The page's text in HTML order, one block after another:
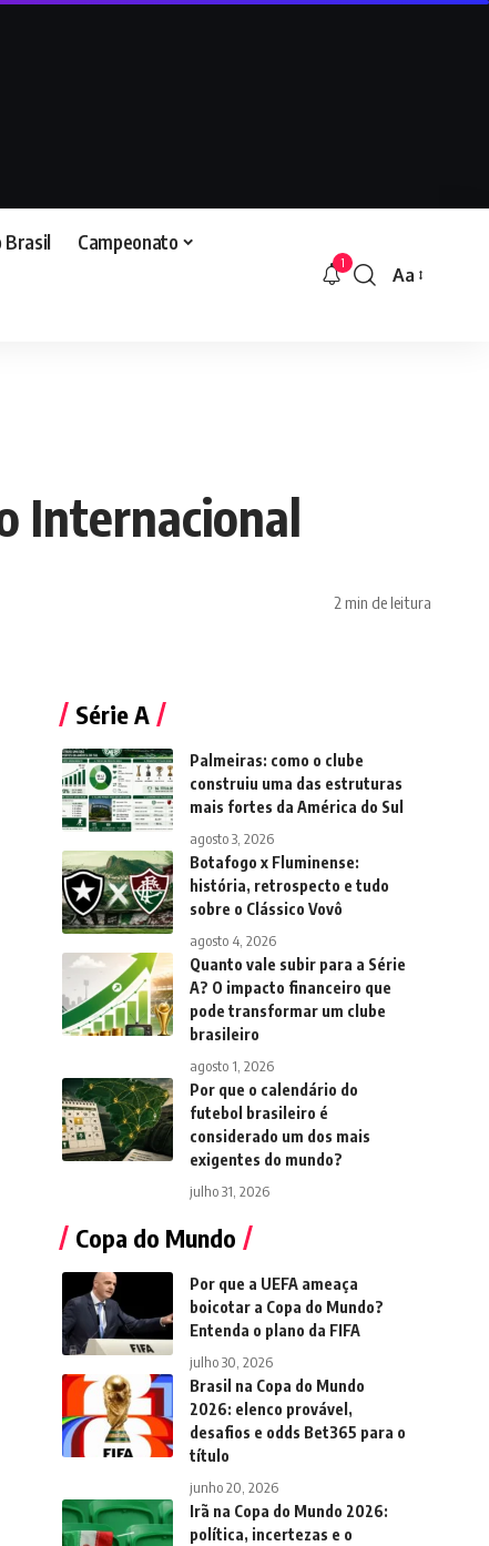
Brasil Campeonato
1
Aa
Internacional
2 min de leitura
Série A
Palmeiras: como o clube
construiu uma das estruturas
mais fortes da América do Sul
agosto 3, 2026
Botafogo x Fluminense:
história, retrospecto e tudo
sobre o Clássico Vovô
agosto 4, 2026
Quanto vale subir para a Série
A? O impacto financeiro que
pode transformar um clube
brasileiro
agosto 1, 2026
Por que o calendário do
futebol brasileiro é
considerado um dos mais
exigentes do mundo?
julho 31, 2026
Copa do Mundo
Por que a UEFA ameaça
boicotar a Copa do Mundo?
Entenda o plano da FIFA
julho 30, 2026
Brasil na Copa do Mundo
2026: elenco provável,
desafios e odds Bet365 para o
título
junho 20, 2026
Irã na Copa do Mundo 2026:
política, incertezas e o